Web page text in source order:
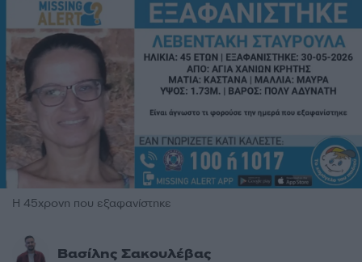
Η 45χρονη που εξαφανίστηκε
Βασίλης Σακουλέβας